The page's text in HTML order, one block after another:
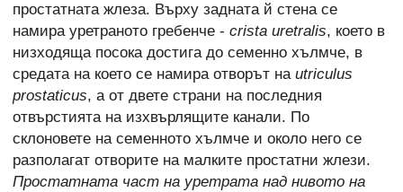
простатната жлеза. Върху задната й стена се
намира уретраното гребенче - crista uretralis, което в
низходяща посока достига до семенно хълмче, в
средата на което се намира отворът на utriculus
prostaticus, а от двете страни на последния
отвърстията на изхвърлящите канали. По
склоновете на семенното хълмче и около него се
разполагат отворите на малките простатни жлези.
Простатната част на уретрата над нивото на